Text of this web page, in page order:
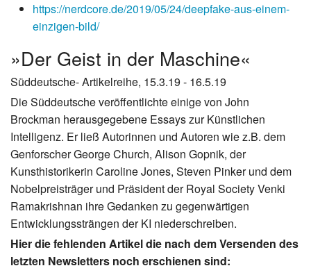
https://nerdcore.de/2019/05/24/deepfake-aus-einem-
einzigen-bild/
»Der Geist in der Maschine«
Süddeutsche- Artikelreihe, 15.3.19 - 16.5.19
Die Süddeutsche veröffentlichte einige von John
Brockman herausgegebene Essays zur Künstlichen
Intelligenz. Er ließ Autorinnen und Autoren wie z.B. dem
Genforscher George Church, Alison Gopnik, der
Kunsthistorikerin Caroline Jones, Steven Pinker und dem
Nobelpreisträger und Präsident der Royal Society Venki
Ramakrishnan ihre Gedanken zu gegenwärtigen
Entwicklungssträngen der KI niederschreiben.
Hier die fehlenden Artikel die nach dem Versenden des
letzten Newsletters noch erschienen sind: